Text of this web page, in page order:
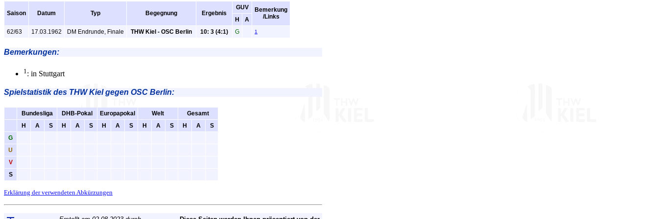
Saison Datum Typ Begegnung Ergebnis
GUV
Bemerkung
/Links
H
A
62/63
17.03.1962 DM Endrunde, Finale THW Kiel - OSC Berlin 10: 3 (4:1) G 1
Bemerkungen:
1 : in Stuttgart
Spielstatistikdes THW Kiel gegen OSC Berlin:
Bundesliga DHB-Pokal Europapokal Welt
Gesamt
H
A S H A S H A S H A S H A
S
G
U
V
S
Erklärung der verwendeten Abkürzungen